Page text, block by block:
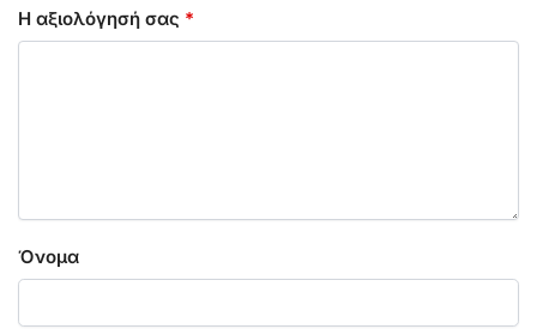
Η αξιολόγησή σας *
Όνομα